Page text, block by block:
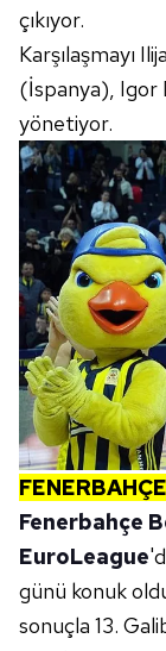
çıkıyor.
Karşılaşmayı
(İspanya), Igor
yönetiyor.
Fenerbahçe
EuroLeague
günü konuk
sonuçla 13.